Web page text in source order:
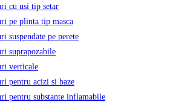
cu usi tip setar
pe plinta tip masca
suspendate pe perete
suprapozabile
verticale
pentru acizi si baze
pentru substante inflamabile